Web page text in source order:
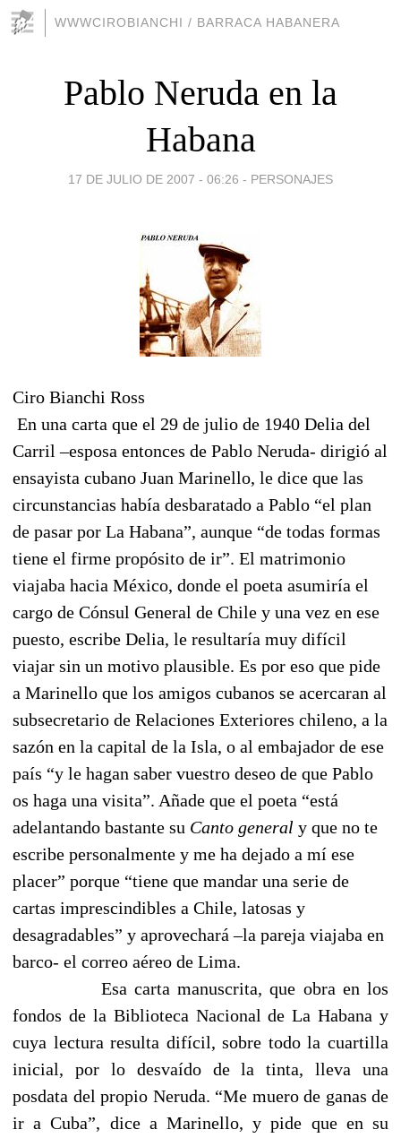
WWWCIROBIANCHI / BARRACA HABANERA
Pablo Neruda en la
Habana
17 DE JULIO DE 2007 - 06:26 - PERSONAJES
Ciro Bianchi Ross
En una carta que el 29 de julio de 1940 Delia del
Carril –esposa entonces de Pablo Neruda- dirigió al
ensayista cubano Juan Marinello, le dice que las
circunstancias había desbaratado a Pablo “el plan
de pasar por La Habana”, aunque “de todas formas
tiene el firme propósito de ir”. El matrimonio
viajaba hacia México, donde el poeta asumiría el
cargo de Cónsul General de Chile y una vez en ese
puesto, escribe Delia, le resultaría muy difícil
viajar sin un motivo plausible. Es por eso que pide
a Marinello que los amigos cubanos se acercaran al
subsecretario de Relaciones Exteriores chileno, a la
sazón en la capital de la Isla, o al embajador de ese
país “y le hagan saber vuestro deseo de que Pablo
os haga una visita”. Añade que el poeta “está
adelantando bastante su Canto general y que no te
escribe personalmente y me ha dejado a mí ese
placer” porque “tiene que mandar una serie de
cartas imprescindibles a Chile, latosas y
desagradables” y aprovechará –la pareja viajaba en
barco- el correo aéreo de Lima.
Esa carta manuscrita, que obra en los
fondos de la Biblioteca Nacional de La Habana y
cuya lectura resulta difícil, sobre todo la cuartilla
inicial, por lo desvaído de la tinta, lleva una
posdata del propio Neruda. “Me muero de ganas de
ir a Cuba”, dice a Marinello, y pide que en su